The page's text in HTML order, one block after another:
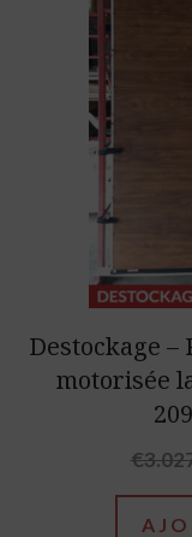
Destockage –
motorisée
€